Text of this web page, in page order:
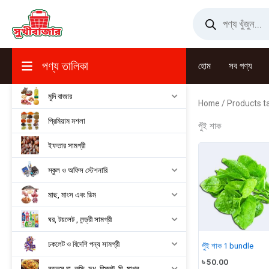
content
search
পণ্য তালিকা হোম সব পণ্য
মুদি বাজার
প্রিমিয়াম মশলা
ইফতার সামগ্রী
স্কুল ও অফিস স্টেশনারি
মাছ, মাংস এবং ডিম
ঘর, টয়লেট , লন্ড্রী সামগ্রী
চকলেট ও বিদেশি পন্য সামগ্রী
Home / Products
পুঁই শাক
পুঁই শাক 1 bundle
৳50.00